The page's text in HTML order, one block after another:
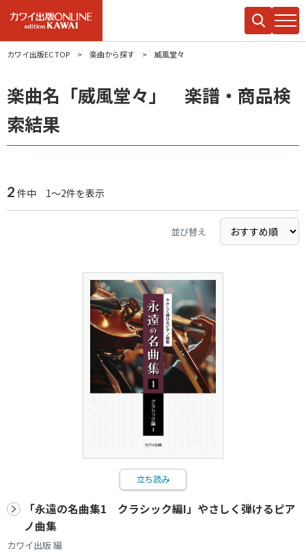
カワイ出版EC TOP 楽曲から探す 威風堂々
楽曲名「威風堂々」 楽譜・商品検
索結果
2 件中 1～2件を表示
並び替え
立ち読み
「永遠の名曲集1 クラシック編I」やさしく弾けるピア
ノ曲集
カワイ出版 編